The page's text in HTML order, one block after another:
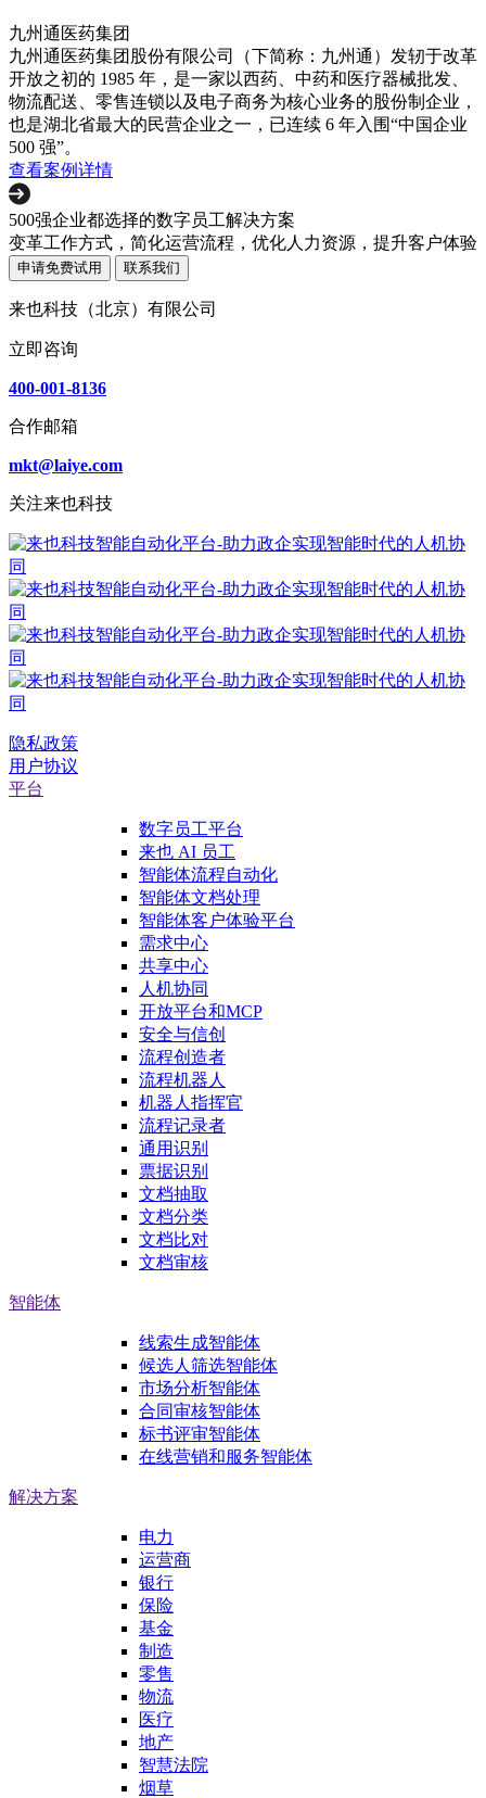
九州通医药集团
九州通医药集团股份有限公司（下简称：九州通）发轫于改革
开放之初的 1985 年，是一家以西药、中药和医疗器械批发、
物流配送、零售连锁以及电子商务为核心业务的股份制企业，
也是湖北省最大的民营企业之一，已连续 6 年入围“中国企业
500 强”。
查看案例详情
500强企业都选择的数字员工解决方案
变革工作方式，简化运营流程，优化人力资源，提升客户体验
申请免费试用 联系我们
来也科技（北京）有限公司
立即咨询
400-001-8136
合作邮箱
mkt@laiye.com
关注来也科技
隐私政策
用户协议
平台
数字员工平台
来也 AI 员工
智能体流程自动化
智能体文档处理
智能体客户体验平台
需求中心
共享中心
人机协同
开放平台和MCP
安全与信创
流程创造者
流程机器人
机器人指挥官
流程记录者
通用识别
票据识别
文档抽取
文档分类
文档比对
文档审核
智能体
线索生成智能体
候选人筛选智能体
市场分析智能体
合同审核智能体
标书评审智能体
在线营销和服务智能体
解决方案
电力
运营商
银行
保险
基金
制造
零售
物流
医疗
地产
智慧法院
烟草